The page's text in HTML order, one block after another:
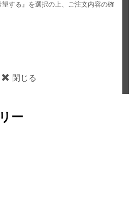
する』を選択の上、ご注文内容の確
閉じる
ー